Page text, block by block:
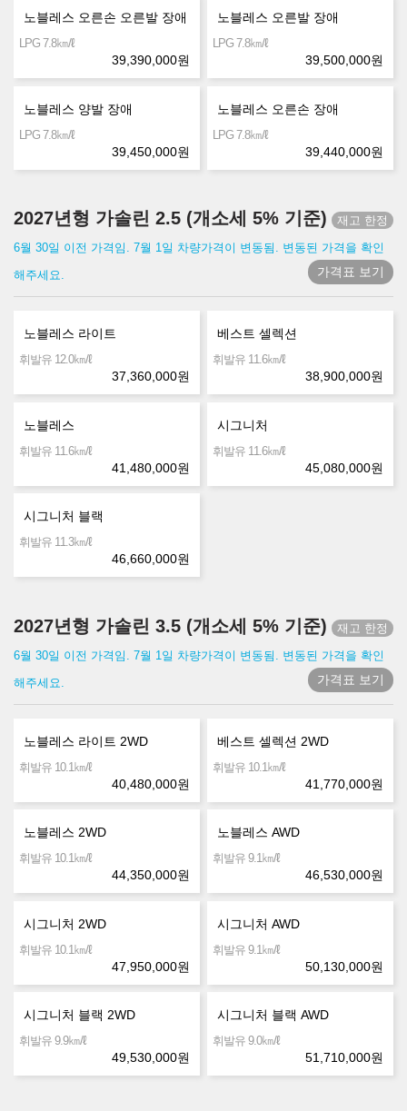
노블레스 오른손 오른발 장애
LPG 7.8㎞/ℓ
39,390,000원
노블레스 오른발 장애
LPG 7.8㎞/ℓ
39,500,000원
노블레스 양발 장애
LPG 7.8㎞/ℓ
39,450,000원
노블레스 오른손 장애
LPG 7.8㎞/ℓ
39,440,000원
2027년형 가솔린 2.5 (개소세 5% 기준)
6월 30일 이전 가격임. 7월 1일 차량가격이 변동됨. 변동된 가격을 확인
해주세요.
가격표 보기
노블레스 라이트
휘발유 12.0㎞/ℓ
37,360,000원
베스트 셀렉션
휘발유 11.6㎞/ℓ
38,900,000원
노블레스
휘발유 11.6㎞/ℓ
41,480,000원
시그니처
휘발유 11.6㎞/ℓ
45,080,000원
시그니처 블랙
휘발유 11.3㎞/ℓ
46,660,000원
2027년형 가솔린 3.5 (개소세 5% 기준)
6월 30일 이전 가격임. 7월 1일 차량가격이 변동됨. 변동된 가격을 확인
해주세요.
가격표 보기
노블레스 라이트 2WD
휘발유 10.1㎞/ℓ
40,480,000원
베스트 셀렉션 2WD
휘발유 10.1㎞/ℓ
41,770,000원
노블레스 2WD
휘발유 10.1㎞/ℓ
44,350,000원
노블레스 AWD
휘발유 9.1㎞/ℓ
46,530,000원
시그니처 2WD
휘발유 10.1㎞/ℓ
47,950,000원
시그니처 AWD
휘발유 9.1㎞/ℓ
50,130,000원
시그니처 블랙 2WD
휘발유 9.9㎞/ℓ
49,530,000원
시그니처 블랙 AWD
휘발유 9.0㎞/ℓ
51,710,000원